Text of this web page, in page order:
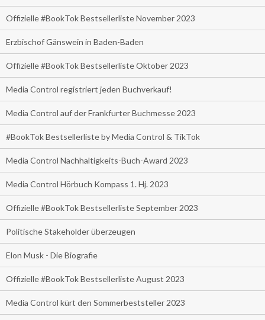
Offizielle #BookTok Bestsellerliste November 2023
Erzbischof Gänswein in Baden-Baden
Offizielle #BookTok Bestsellerliste Oktober 2023
Media Control registriert jeden Buchverkauf!
Media Control auf der Frankfurter Buchmesse 2023
#BookTok Bestsellerliste by Media Control & TikTok
Media Control Nachhaltigkeits-Buch-Award 2023
Media Control Hörbuch Kompass 1. Hj. 2023
Offizielle #BookTok Bestsellerliste September 2023
Politische Stakeholder überzeugen
Elon Musk - Die Biografie
Offizielle #BookTok Bestsellerliste August 2023
Media Control kürt den Sommerbeststeller 2023